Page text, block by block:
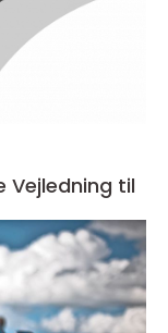
Vejledning til